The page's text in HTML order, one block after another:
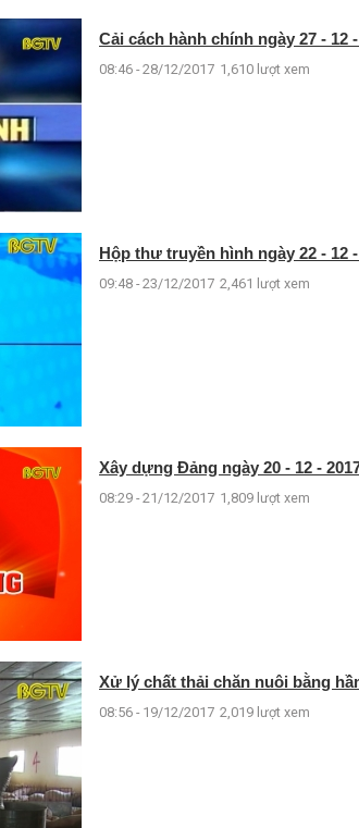
Cải cách hành chính ngày 27 - 12
08:46 - 28/12/2017 1,610 lượt xem
Hộp thư truyền hình ngày 22 - 12 -
09:48 - 23/12/2017 2,461 lượt xem
Xây dựng Đảng ngày 20 - 12 -
08:29 - 21/12/2017 1,809 lượt xem
Xử lý chất thải chăn nuôi bằng
08:56 - 19/12/2017 2,019 lượt xem